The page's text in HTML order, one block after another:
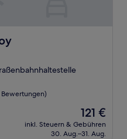
Der
Preis
beträgt
121 €
inkl. Steuern & Gebühren
30. Aug.–31. Aug.